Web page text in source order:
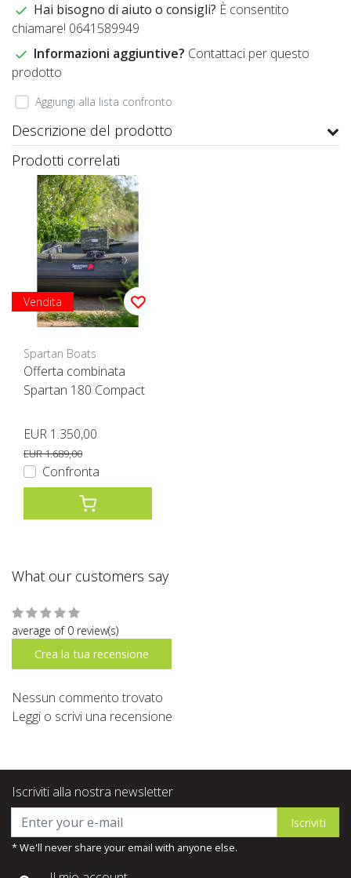
Hai bisogno di aiuto o consigli? È consentito
chiamare! 0641589949
Informazioni aggiuntive? Contattaci per questo
prodotto
Aggiungi alla lista confronto
Descrizione del prodotto
Prodotti correlati
Vendita
Spartan Boats
Offerta combinata
Spartan 180 Compact
EUR 1.350,00
EUR 1.689,00
Confronta
What our customers say
average of 0 review(s)
Crea la tua recensione
Nessun commento trovato
Leggi o scrivi una recensione
Iscriviti alla nostra newsletter
Iscriviti
* We'll never share your email with anyone else.